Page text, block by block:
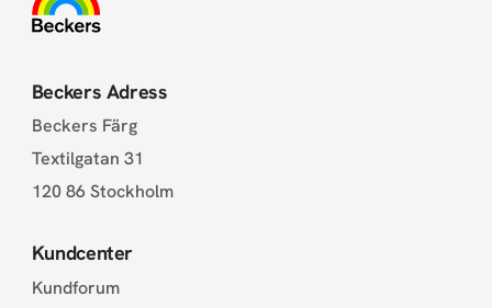
Beckers Adress
Beckers Färg
Textilgatan 31
120 86 Stockholm
Kundcenter
Kundforum